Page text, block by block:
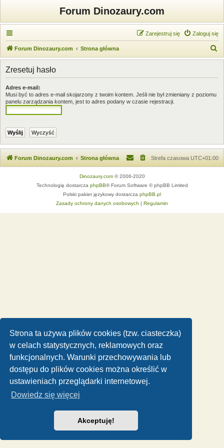
Strona ta używa plików cookies (tzw. ciasteczka)
w celach statystycznych, reklamowych oraz
funkcjonalnych. Warunki przechowywania lub
dostępu do plików cookies można określić w
ustawieniach przeglądarki internetowej.
Dowiedz się więcej
Akceptuję!
Forum Dinozaury.com
Zaloguj się
Zarejestruj się
Forum Dinozaury.com Strona główna
z
Zresetuj hasło
Adres e-mail:
Musi być to adres e-mail skojarzony z twoim kontem. Jeśli nie był zmieniany z poziomu
panelu zarządzania kontem, jest to adres podany w czasie rejestracji.
Forum Dinozaury.com Strona główna Strefa czasowa UTC+01:00
Dinozaury.com© 2006-2020
Technologię dostarcza phpBB® Forum Software © phpBB Limited
Polski pakiet językowy dostarcza phpBB.pl
Zasady ochrony danych osobowych | Regulamin